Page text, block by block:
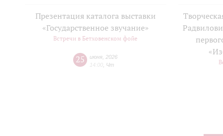
Презентация каталога выставки
«Государственное звучание»
Встречи в Бетховенском фойе
25 июня 2026
14:00 Чт